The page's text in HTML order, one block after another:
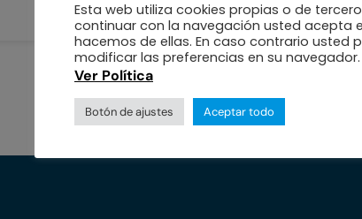
Esta web utiliza cookies propias o de
continuar con la navegación usted acepta
hacemos de ellas. En caso contrario usted
modificar las preferencias en su navegador.
Ver Política
Botón de ajustes Aceptar todo